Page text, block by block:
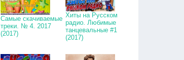
Самые скачиваемые
треки. № 4. 2017
(2017)
Хиты на Русском
радио. Любимые
танцевальные #1
(2017)